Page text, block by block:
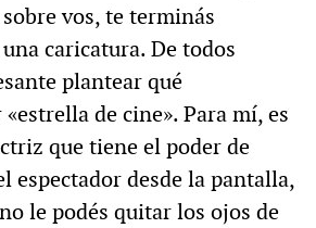
vos, te terminás
caricatura. De todos
plantear qué
de cine». Para mí, es
que tiene el poder de
espectador desde la pantalla,
le podés quitar los ojos de